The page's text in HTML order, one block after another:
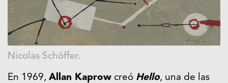
Nicolas Schöffer.
En 1969, Allan Kaprow creó Hello, una de las